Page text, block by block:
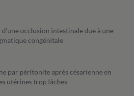
occlusion intestinale due à une
congénitale
par péritonite après césarienne en
utérines trop lâches